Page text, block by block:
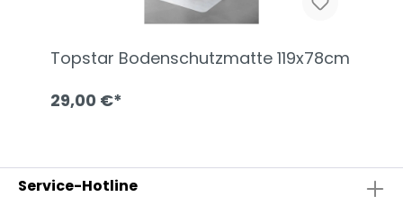
Topstar Bodenschutzmatte 119x78cm
29,00 €*
Service-Hotline